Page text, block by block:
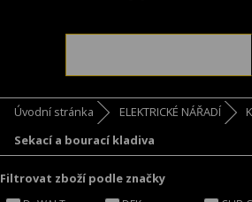
Úvodní stránka ELEKTRICKÉ NÁŘADÍ
Sekací a bourací kladiva
Filtrovat zboží podle značky